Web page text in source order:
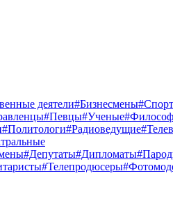
деятели#Бизнесмены
#Певцы#Ученые
#Политологи#Радиоведущие
#Депутаты#Дипломаты
#Телепродюсеры